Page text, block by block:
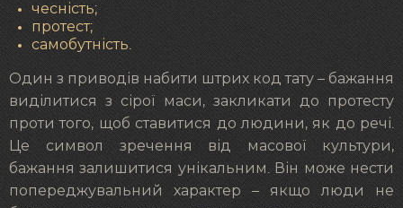
чесність;
протест;
самобутність.
Один з приводів набити штрих код тату – бажання
виділитися з сірої маси, закликати до протесту
проти того, щоб ставитися до людини, як до речі.
Це символ зречення від масової культури,
бажання залишитися унікальним. Він може нести
попереджувальний характер – якщо люди не